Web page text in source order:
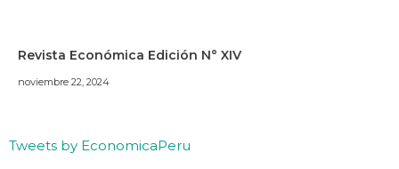
Revista Económica Edición N° XIV
noviembre 22, 2024
Tweets by EconomicaPeru